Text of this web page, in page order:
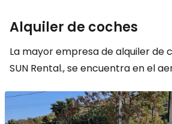
Alquiler de coches
La mayor empresa de alquiler de
SUN Rental., se encuentra en el